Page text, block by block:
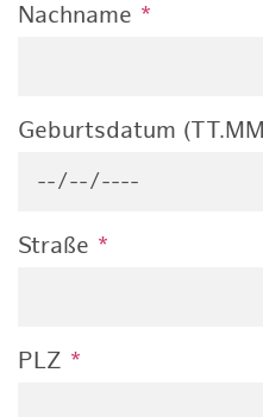
Nachname *
Geburtsdatum
Straße *
PLZ *